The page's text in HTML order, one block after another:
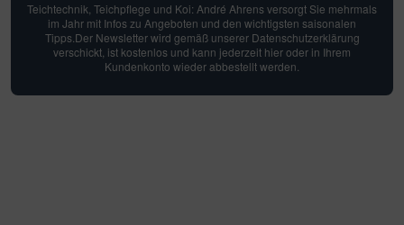
Teichtechnik, Teichpflege und Koi: André Ahrens versorgt Sie mehrmals
im Jahr mit Infos zu Angeboten und den wichtigsten saisonalen
Tipps.Der Newsletter wird gemäß unserer Datenschutzerklärung
verschickt, ist kostenlos und kann jederzeit hier oder in Ihrem
Kundenkonto wieder abbestellt werden.